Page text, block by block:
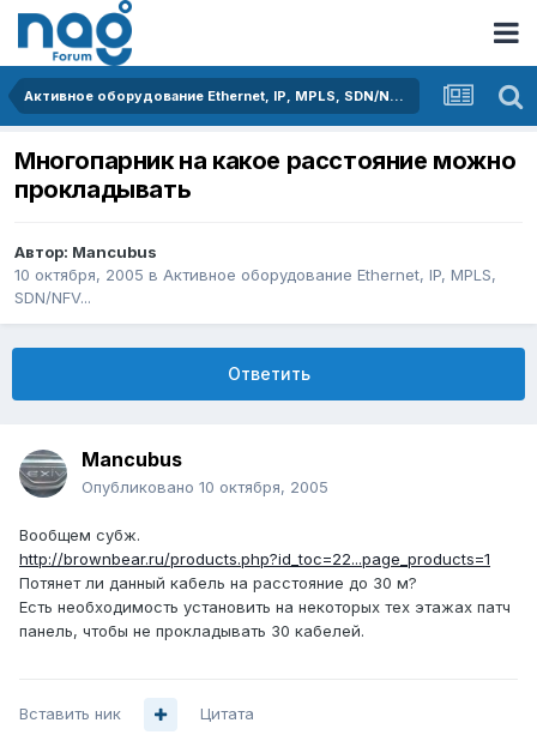
Активное оборудование Ethernet, IP, MPLS, SDN/NFV...
Многопарник на какое расстояние можно
прокладывать
Автор: Mancubus
10 октября, 2005 в Активное оборудование Ethernet, IP, MPLS,
SDN/NFV...
Ответить
Mancubus
Опубликовано 10 октября, 2005
Вообщем субж.
http://brownbear.ru/products.php?id_toc=22...page_products=1
Потянет ли данный кабель на расстояние до 30 м?
Есть необходимость установить на некоторых тех этажах патч
панель, чтобы не прокладывать 30 кабелей.
Вставить ник Цитата